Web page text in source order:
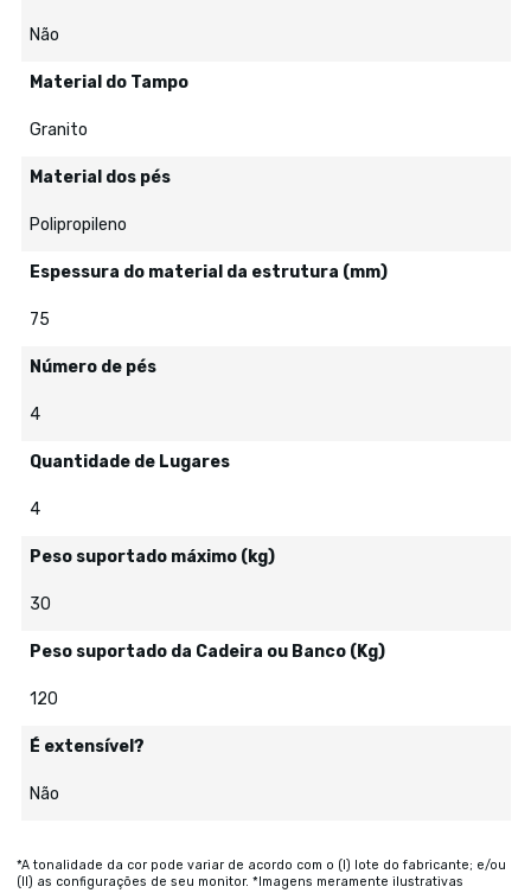
Não
Material do Tampo
Granito
Material dos pés
Polipropileno
Espessura do material da estrutura (mm)
75
Número de pés
4
Quantidade de Lugares
4
Peso suportado máximo (kg)
30
Peso suportado da Cadeira ou Banco (Kg)
120
É extensível?
Não
*A tonalidade da cor pode variar de acordo com o (I) lote do fabricante; e/ou
(II) as configurações de seu monitor. *Imagens meramente ilustrativas